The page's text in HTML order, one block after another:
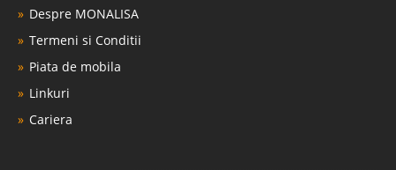
Despre MONALISA
Termeni si Conditii
Piata de mobila
Linkuri
Cariera